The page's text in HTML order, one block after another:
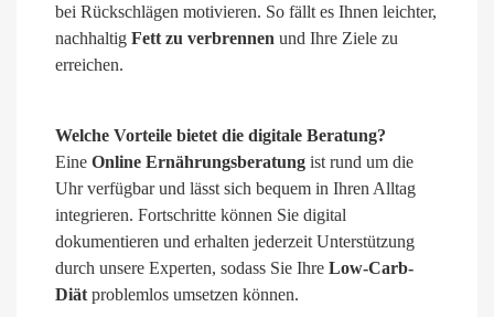
bei Rückschlägen motivieren. So fällt es Ihnen leichter,
nachhaltig Fett zu verbrennen und Ihre Ziele zu
erreichen.
Welche Vorteile bietet die digitale Beratung?
Eine Online Ernährungsberatung ist rund um die
Uhr verfügbar und lässt sich bequem in Ihren Alltag
integrieren. Fortschritte können Sie digital
dokumentieren und erhalten jederzeit Unterstützung
durch unsere Experten, sodass Sie Ihre Low-Carb-
Diät problemlos umsetzen können.